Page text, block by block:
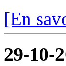
[En
29-10-